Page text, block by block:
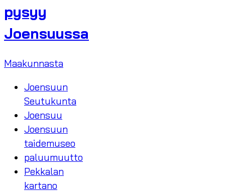
pysyy
Joensuussa
Maakunnasta
Joensuun
Seutukunta
Joensuu
Joensuun
taidemuseo
paluumuutto
Pekkalan
kartano